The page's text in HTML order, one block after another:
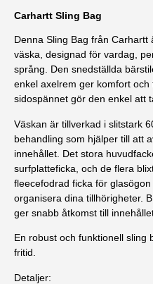
Carhartt Sling Bag
Denna Sling Bag från
väska, designad för vardag,
språng. Den snedställda
enkel axelrem ger komfort
sidospännet gör den enkel att
Väskan är tillverkad i slitstark
behandling som hjälper till att
innehållet. Det stora
surfplatteficka, och de flera
fleecefodrad ficka för
organisera dina tillhörigheter.
ger snabb åtkomst till
En robust och funktionell sling
fritid.
Detaljer: